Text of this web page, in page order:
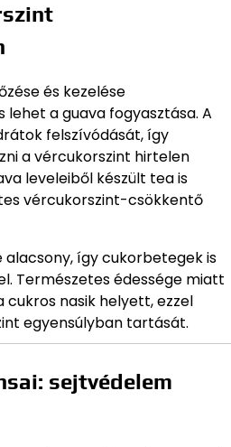
és kezelése
lehet a guava fogyasztása. A
felszívódását, így
a vércukorszint hirtelen
leveleiből készült tea is
vércukorszint-csökkentő
alacsony, így cukorbetegek is
Természetes édessége miatt
nasik helyett, ezzel
egyensúlyban tartását.
sejtvédelem